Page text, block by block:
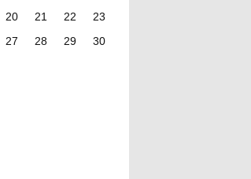
20 21 22
23
27 28 29
30